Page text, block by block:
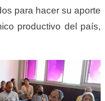
para hacer su aporte
productivo del país,